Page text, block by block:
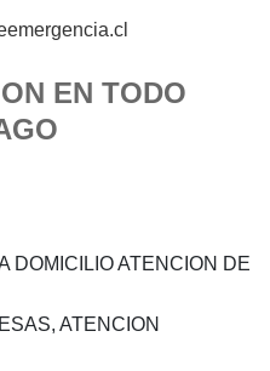
EN TODO
DOMICILIO ATENCION DE
ATENCION